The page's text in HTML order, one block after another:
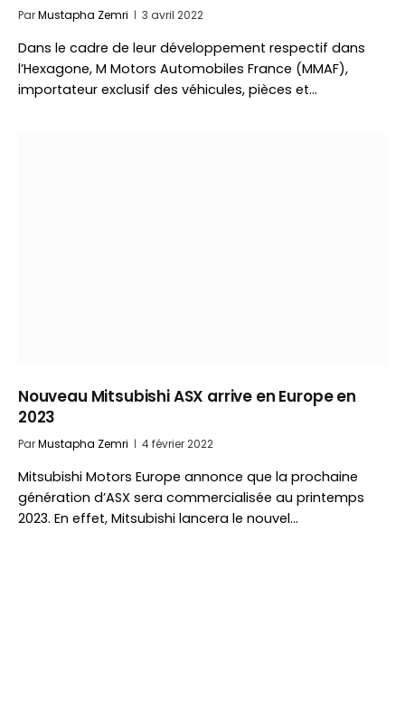
ParMustapha Zemri 3 avril 2022
Dans le cadre de leur développement respectif dans
l’Hexagone, M Motors Automobiles France (MMAF),
importateur exclusif des véhicules, pièces et…
Nouveau Mitsubishi ASX arrive en Europe en
2023
ParMustapha Zemri 4 février 2022
Mitsubishi Motors Europe annonce que la prochaine
génération d’ASX sera commercialisée au printemps
2023. En effet, Mitsubishi lancera le nouvel…